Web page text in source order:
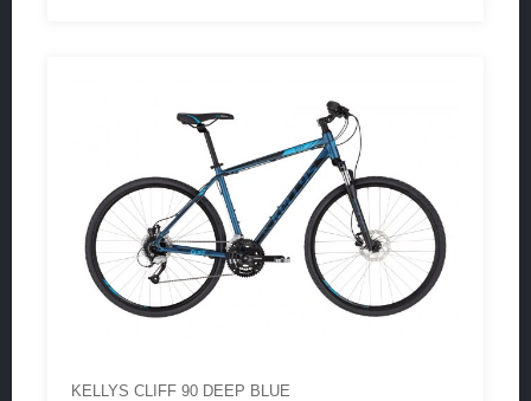
KELLYS CLIFF 90 DEEP BLUE